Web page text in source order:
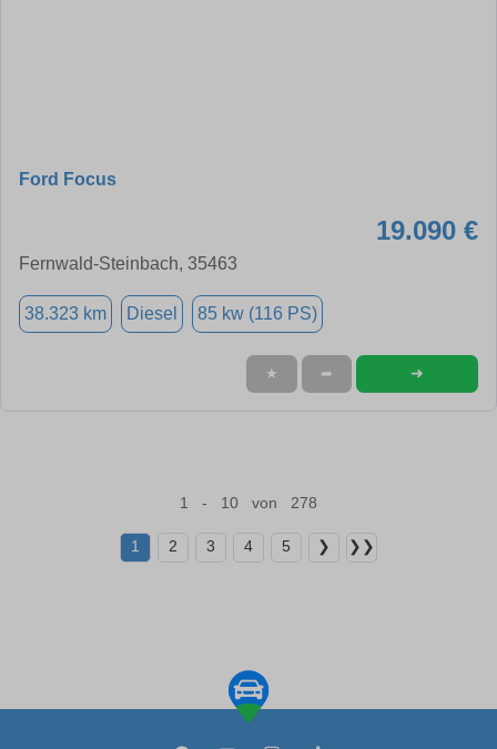
Ford Focus
19.090 €
Fernwald-Steinbach, 35463
38.323 km Diesel 85 kw (116 PS)
★ ➦ ➜
1 - 10 von 278
1 2 3 4 5 ❯ ❯❯